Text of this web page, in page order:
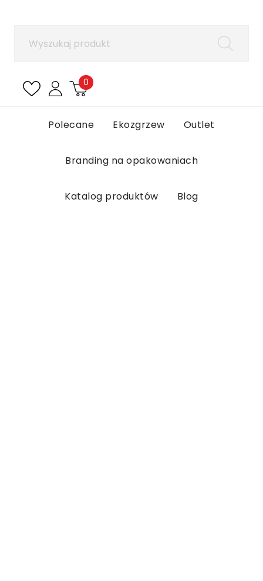
0
Polecane Ekozgrzew Outlet
Branding na opakowaniach
Katalog produktów Blog
Aby zapisać produkty na liście ulubionych, musisz
Anuluj Zaloguj się